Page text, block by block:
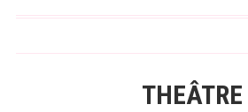
Publication
THEÂTRE